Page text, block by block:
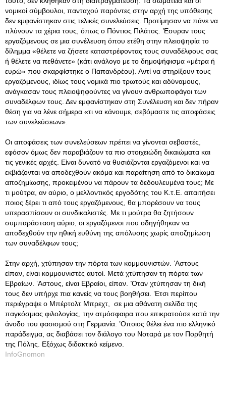
νομικοί σύμβουλοι, πανταχού παρόντες στην αρχή της υπόθεσης
δεν εμφανίστηκαν στις τελικές συνελεύσεις. Προτίμησαν να πάνε να
πλύνουν τα χέρια τους, όπως ο Πόντιος Πιλάτος. ʽΕσυραν τους
εργαζόμενους σε μια συνέλευση όπου ετέθη στην πλειοψηφία το
δίλημμα «θέλετε να ζήσετε καταστρέφοντας τους συναδέλφους σας
ή θέλετε να πεθάνετε» (κάτι ανάλογο με το δημοψήφισμα «μέτρα ή
ευρώ» που σκαρφίστηκε ο Παπανδρέου). Αντί να στηρίξουν τους
εργαζόμενους, ιδίως τους νομικά πιο τρωτούς και αδύναμους,
ανάγκασαν τους πλειοψηφούντες να γίνουν ανθρωποφάγοι των
συναδέλφων τους. Δεν εμφανίστηκαν στη Συνέλευση και δεν πήραν
θέση για να λένε σήμερα «τι να κάνουμε, σεβόμαστε τις αποφάσεις
των συνελεύσεων».
Οι αποφάσεις των συνελεύσεων πρέπει να γίνονται σεβαστές,
εφόσον όμως δεν παραβιάζουν τα πιο στοιχειώδη δικαιώματα και
τις γενικές αρχές. Είναι δυνατό να θυσιάζονται εργαζόμενοι και να
εκβιάζονται να αποδεχθούν ακόμα και παραίτηση από το δικαίωμα
αποζημίωσης, προκειμένου να πάρουν τα δεδουλευμένα τους; Με
τι μούτρα, αν αύριο, ο μελλοντικός εργοδότης του Κ.τ.Ε. απαιτήσει
ποιος ξέρει τι από τους εργαζόμενους, θα μπορέσουν να τους
υπερασπίσουν οι συνδικαλιστές. Με τι μούτρα θα ζητήσουν
συμπαράσταση αύριο, οι εργαζόμενοι που οδηγήθηκαν να
αποδεχθούν την ηθική ευθύνη της απόλυσης χωρίς αποζημίωση
των συναδέλφων τους;
Στην αρχή, χτύπησαν την πόρτα των κομμουνιστών. ʽΑστους
είπαν, είναι κομμουνιστές αυτοί. Μετά χτύπησαν τη πόρτα των
Εβραίων. ʽΑστους, είναι Εβραίοι, είπαν. ʽΌταν χτύπησαν τη δική
τους δεν υπήρχε πια κανείς να τους βοηθήσει. ʽΕτσι περίπου
περιέγραψε ο Μπέρτολτ Μπρεχτ, σε μια αθάνατη σελίδα της
παγκόσμιας φιλολογίας, την ατμόσφαιρα που επικρατούσε κατά την
άνοδο του φασισμού στη Γερμανία. ʽΟποιος θέλει ένα πιο ελληνικό
παράδειγμα, ας διαβάσει τον διάλογο του Νοταρά με τον Πορθητή
της Πόλης. Εξόχως διδακτικό κείμενο.
InfoGnomon